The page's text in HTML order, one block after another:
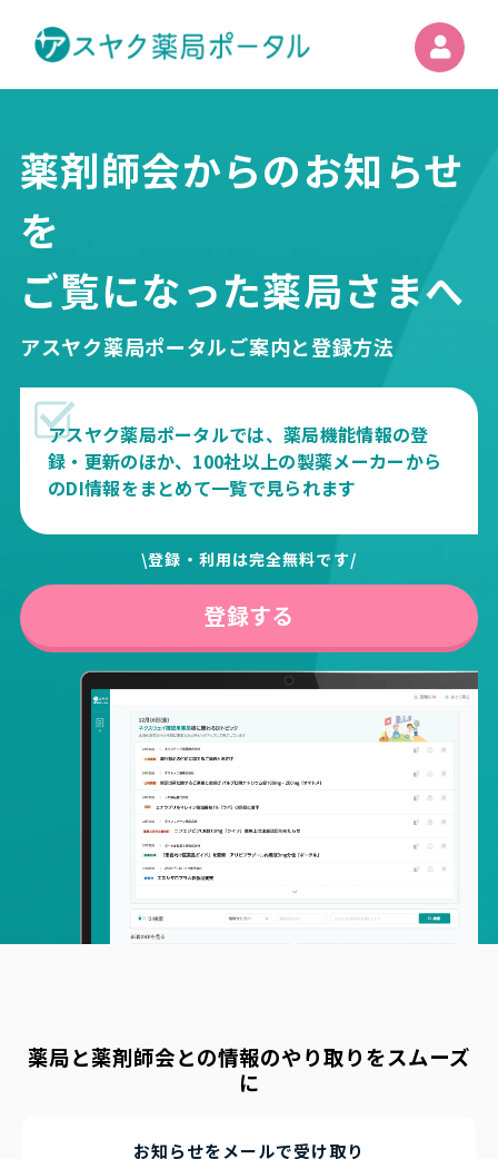
薬剤師会からのお知らせ
を
ご覧になった薬局さまへ
アスヤク薬局ポータルご案内と登録方法
アスヤク薬局ポータルでは、薬局機能情報の登
録・更新のほか、100社以上の製薬メーカーから
のDI情報をまとめて一覧で見られます
\登録・利用は完全無料です/
登録する
薬局と薬剤師会との情報のやり取りをスムーズ
に
お知らせをメールで受け取り